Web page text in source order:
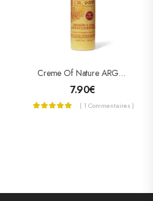
Creme Of Nature ARGAN OIL Strength & Shine Leave-In Conditioner Spray 250ml
7.90€
( 1 Commentaires )